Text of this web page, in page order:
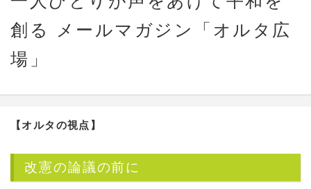
創る メールマガジン「オルタ広
場」
【オルタの視点】
改憲の論議の前に